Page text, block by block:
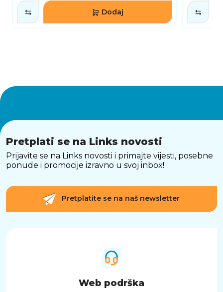
Dodaj
Pretplati se na Links novosti
Prijavite se na Links novosti i primajte vijesti, posebne
ponude i promocije izravno u svoj inbox!
Pretplatite se na naš newsletter
Web podrška